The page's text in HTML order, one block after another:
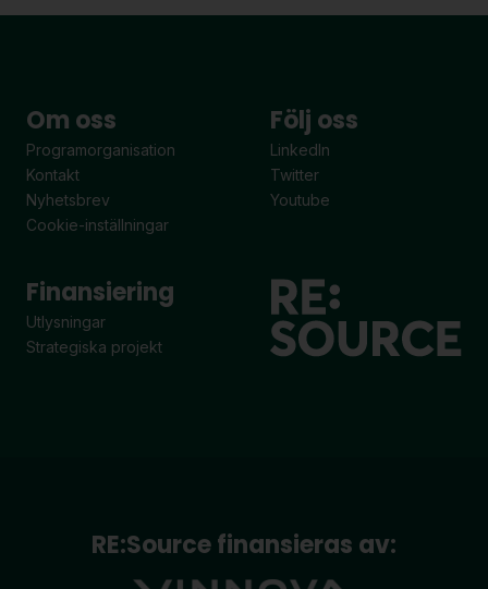
Om oss
Programorganisation
Kontakt
Nyhetsbrev
Cookie-inställningar
Följ oss
LinkedIn
Twitter
Youtube
Finansiering
Utlysningar
Strategiska projekt
RE:Source finansieras av: